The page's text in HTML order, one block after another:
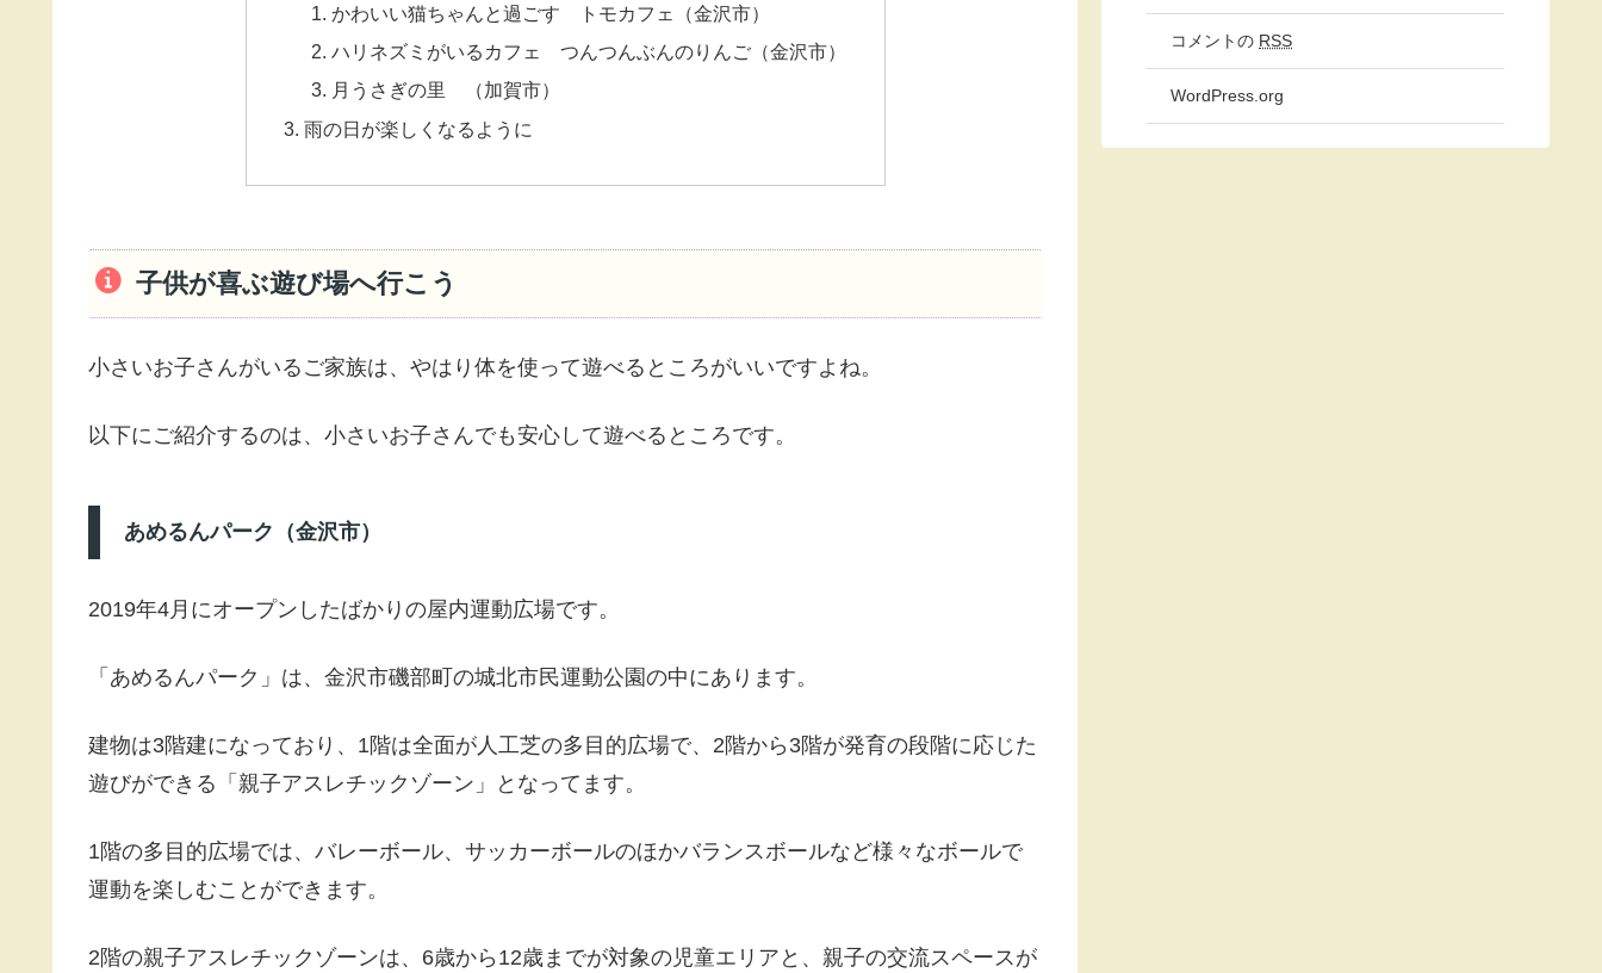
かわいい猫ちゃんと過ごす トモカフェ（金沢市）
ハリネズミがいるカフェ つんつんぶんのりんご（金沢市）
月うさぎの里 （加賀市）
雨の日が楽しくなるように
子供が喜ぶ遊び場へ行こう
小さいお子さんがいるご家族は、やはり体を使って遊べるところがいいですよね。
以下にご紹介するのは、小さいお子さんでも安心して遊べるところです。
あめるんパーク（金沢市）
2019年4月にオープンしたばかりの屋内運動広場です。
「あめるんパーク」は、金沢市磯部町の城北市民運動公園の中にあります。
建物は3階建になっており、1階は全面が人工芝の多目的広場で、2階から3階が発育の段階に応じた
遊びができる「親子アスレチックゾーン」となってます。
1階の多目的広場では、バレーボール、サッカーボールのほかバランスボールなど様々なボールで
運動を楽しむことができます。
2階の親子アスレチックゾーンは、6歳から12歳までが対象の児童エリアと、親子の交流スペースが
コメントの RSS
WordPress.org